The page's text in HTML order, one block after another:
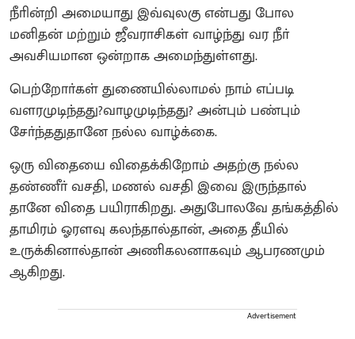
நீாின்றி அமையாது இவ்வுலகு என்பது போல
மனிதன் மற்றும் ஜீவராசிகள் வாழ்ந்து வர நீா்
அவசியமான ஒன்றாக அமைந்துள்ளது.
பெற்றோா்கள் துணையில்லாமல் நாம் எப்படி
வளரமுடிந்தது?வாழமுடிந்தது? அன்பும் பண்பும்
சோ்ந்ததுதானே நல்ல வாழ்க்கை.
ஒரு விதையை விதைக்கிறோம் அதற்கு நல்ல
தண்ணீா் வசதி, மணல் வசதி இவை இருந்தால்
தானே விதை பயிராகிறது. அதுபோலவே தங்கத்தில்
தாமிரம் ஓரளவு கலந்தால்தான், அதை தீயில்
உருக்கினால்தான் அணிகலனாகவும் ஆபரணமும்
ஆகிறது.
Advertisement